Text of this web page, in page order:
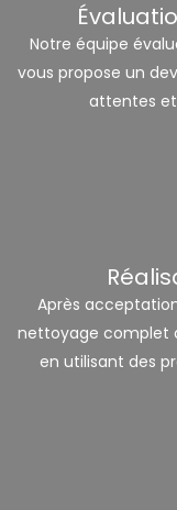
Notre équipe
vous propose un
attentes
Après
nettoyage complet
en utilisant des